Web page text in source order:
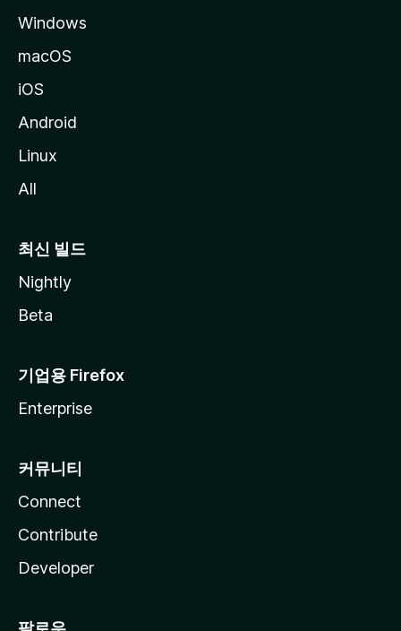
Windows
macOS
iOS
Android
Linux
All
최신 빌드
Nightly
Beta
기업용 Firefox
Enterprise
커뮤니티
Connect
Contribute
Developer